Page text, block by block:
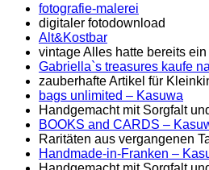
fotografie-malerei
digitaler fotodownload
Alt&Kostbar
vintage Alles hatte bereits
Gabriella`s treasures kaufe
zauberhafte Artikel für
bags unlimited – Kasuwa
Handgemacht mit Sorgfalt
BOOKS and CARDS –
Raritäten aus vergangenen
Handmade-in-Franken –